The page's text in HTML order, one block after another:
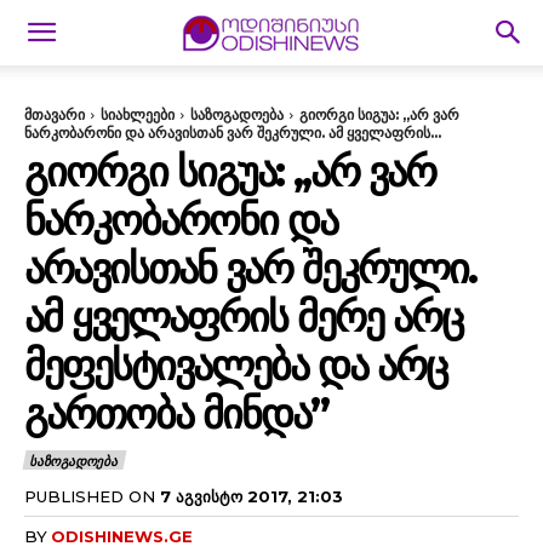
მთავარი სიახლეები საზოგადოება
გიორგი სიგუა: ,,არ ვარ
ნარკობარონი და არავისთან ვარ შეკრული. ამ ყველაფრის...
ᲒᲘᲝᲠᲒᲘ ᲡᲘᲒᲣᲐ: ,,ᲐᲠ ᲕᲐᲠ
ᲜᲐᲠᲙᲝᲑᲐᲠᲝᲜᲘ ᲓᲐ
ᲐᲠᲐᲕᲘᲡᲗᲐᲜ ᲕᲐᲠ ᲨᲔᲙᲠᲣᲚᲘ.
ᲐᲛ ᲧᲕᲔᲚᲐᲤᲠᲘᲡ ᲛᲔᲠᲔ ᲐᲠᲪ
ᲛᲔᲤᲔᲡᲢᲘᲕᲐᲚᲔᲑᲐ ᲓᲐ ᲐᲠᲪ
ᲒᲐᲠᲗᲝᲑᲐ ᲛᲘᲜᲓᲐ”
ᲡᲐᲖᲝᲒᲐᲓᲝᲔᲑᲐ
PUBLISHED ON 7 ᲐᲒᲕᲘᲡᲢᲝ 2017, 21:03
BY ODISHINEWS.GE